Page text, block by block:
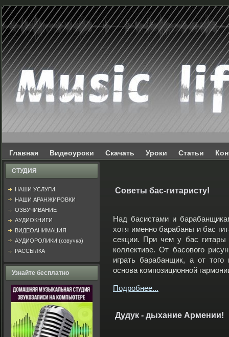
Главная Видеоуроки Скачать Уроки Статьи
СТУДИЯ
НАШИ УСЛУГИ
НАШИ АРАНЖИРОВКИ
ОЗВУЧИВАНИЕ
АУДИОКНИГИ
ВИДЕОАНИМАЦИЯ
АУДИОРОЛИКИ (озвучка)
РАССЫЛКА
Узнайте бесплатно
Советы бас-гитаристу!
Над басистами и
хотя именно барабаны и бас
секции. При чем у бас гитары
коллективе. От басового
играть барабанщик, а от
основа композиционной
Подробнее...
Дудук - дыхание Армении!